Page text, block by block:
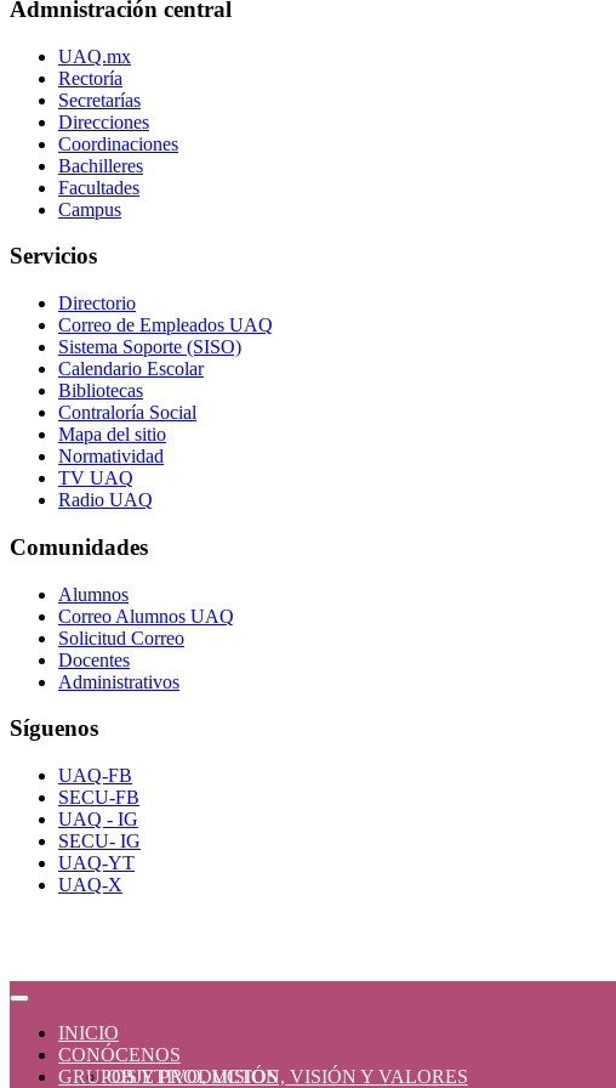
Admnistración central
UAQ.mx
Rectoría
Secretarías
Direcciones
Coordinaciones
Bachilleres
Facultades
Campus
Servicios
Directorio
Correo de Empleados UAQ
Sistema Soporte (SISO)
Calendario Escolar
Bibliotecas
Contraloría Social
Mapa del sitio
Normatividad
TV UAQ
Radio UAQ
Comunidades
Alumnos
Correo Alumnos UAQ
Solicitud Correo
Docentes
Administrativos
Síguenos
UAQ-FB
SECU-FB
UAQ - IG
SECU- IG
UAQ-YT
UAQ-X
INICIO
CONÓCENOS
OBJETIVO, MISIÓN, VISIÓN Y VALORES
GRUPOS Y PRODUCTOS